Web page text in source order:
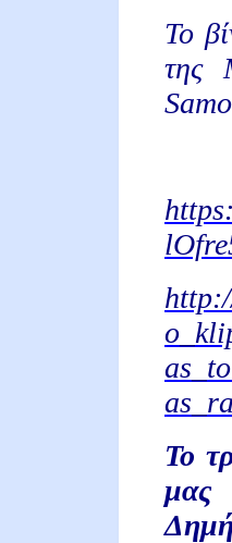
Το
της
https
lOfre
http
o
as
as
Το
μας